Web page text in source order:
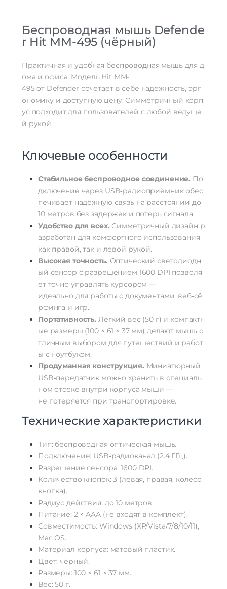
Беспроводная мышьDefende
rHit MM-495 (чёрный)
Практичная и удобная беспроводная мышьдля д
ома и офиса. МодельHit MM-
495от Defender сочетаетв себе надёжность, эрг
ономику и доступнуюцену. Симметричный корп
ус подходитдля пользователей с любой ведуще
й рукой.
Ключевые особенности
Стабильноебеспроводноесоединение. По
дключение черезUSB‑радиоприёмникобес
печиваетнадёжнуюсвязьна расстоянии до
10метров без задержеки потерьсигнала.
Удобстводля всех. Симметричный дизайн р
азработан для комфортного использования
какправой, таки левой рукой.
Высокая точность. Оптический светодиодн
ый сенсор с разрешением 1600 DPI позволя
етточно управлятькурсором —
идеально для работы с документами, веб‑сё
рфинга и игр.
Портативность. Лёгкий вес (50г) и компактн
ые размеры (100× 61 × 37мм) делают мышь о
тличным выбором для путешествий и работ
ы с ноутбуком.
Продуманная конструкция. Миниатюрный
USB‑передатчик можно хранить в специаль
ном отсеке внутри корпуса мыши —
не потеряется при транспортировке.
Технические характеристики
Тип: беспроводная оптическая мышь.
Подключение: USB‑радиоканал (2.4ГГц).
Разрешение сенсора:1600 DPI.
Количество кнопок: 3 (левая, правая, колесо‑
кнопка).
Радиус действия: до 10метров.
Питание: 2× AAA(не входят в комплект).
Совместимость: Windows(XP/Vista/7/8/10/11),
Mac OS.
Материал корпуса: матовый пластик.
Цвет: чёрный.
Размеры: 100 × 61 × 37мм.
Вес: 50 г.